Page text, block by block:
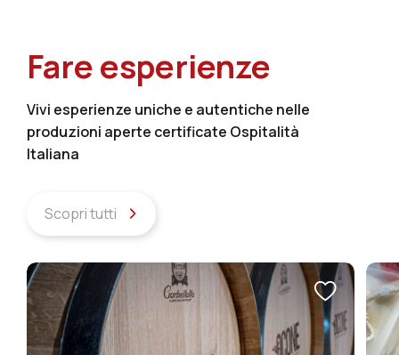
Fare esperienze
Vivi esperienze uniche e autentiche nelle
produzioni aperte certificate Ospitalità
Italiana
Scopri tutti